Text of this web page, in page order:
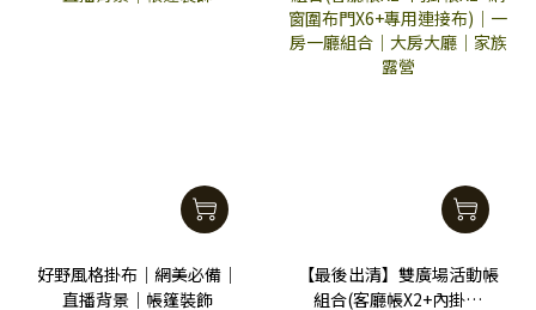
好野風格掛布｜網美必備｜
直播背景｜帳篷裝飾
【最後出清】雙廣場活動帳
組合(客廳帳X2+內掛帳